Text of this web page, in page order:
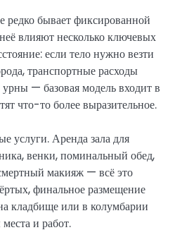
редко бывает фиксированной
влияют несколько ключевых
если тело нужно везти
транспортные расходы
— базовая модель входит в
что-то более выразительное.
услуги. Аренда зала для
венки, поминальный обед,
макияж — всё это
финальное размещение
кладбище или в колумбарии
и работ.